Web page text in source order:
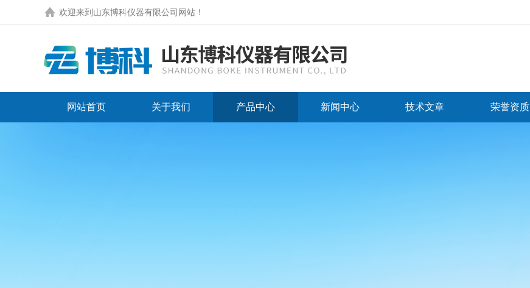
欢迎来到 山东博科仪器有限公司网站 ！
网站首页 关于我们 产品中心 新闻中心 技术文章 荣誉资质